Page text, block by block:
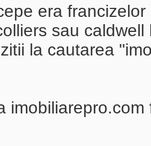
era
sau
la cautarea